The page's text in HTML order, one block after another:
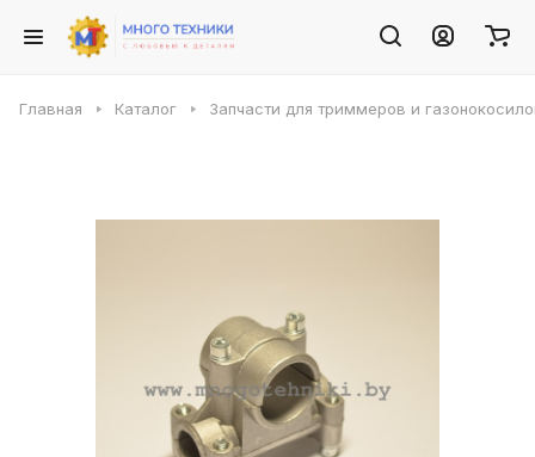
Главная Каталог Запчасти для триммеров и